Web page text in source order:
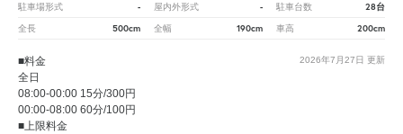
駐車場形式 - 屋内外形式 - 駐車台数 28台
全長 500cm 全幅 190cm 車高 200cm
2026年7月27日 更新
■料金
全日
08:00-00:00 15分/300円
00:00-08:00 60分/100円
■上限料金